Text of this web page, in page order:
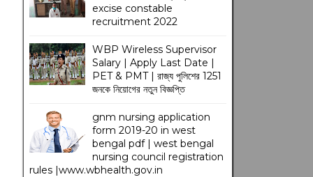
excise constable
recruitment 2022
WBP Wireless Supervisor
Salary | Apply Last Date |
PET & PMT | রাজ্য পুলিশের 1251
জনকে নিয়োগের নতুন বিজ্ঞপ্তি
gnm nursing application
form 2019-20 in west
bengal pdf | west bengal
nursing council registration
rules |www.wbhealth.gov.in